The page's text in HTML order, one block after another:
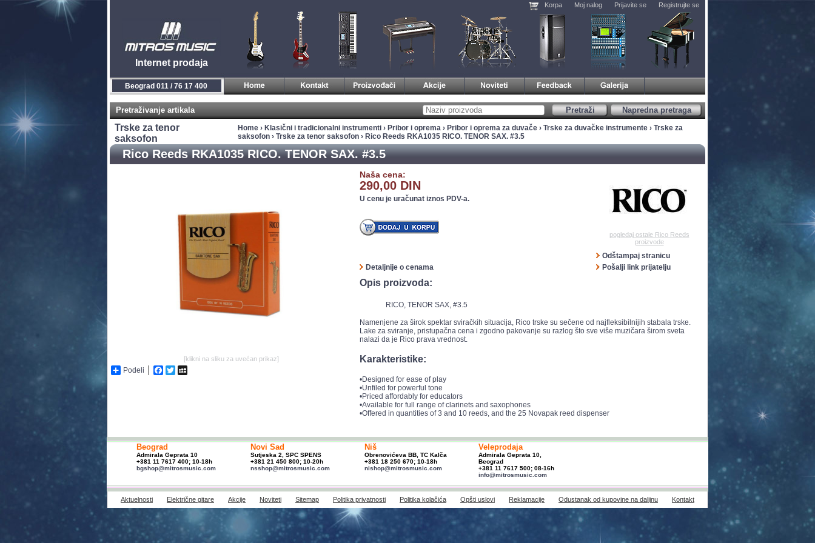
Internet prodaja
Korpa Moj nalog Prijavite se Registrujte se
Beograd 011 / 76 17 400
Pretraživanje artikala Napredna pretraga
Pretraži
Trske za tenor
saksofon
Home › Klasični i tradicionalni instrumenti › Pribor i oprema › Pribor i oprema za duvače › Trske za duvačke instrumente › Trske za
saksofon › Trske za tenor saksofon › Rico Reeds RKA1035 RICO. TENOR SAX. #3.5
Rico Reeds RKA1035 RICO. TENOR SAX. #3.5
[klikni na sliku za uvećan prikaz]
Podeli Facebook
Twitter
Naša cena:
290,00 DIN
U cenu je uračunat iznos PDV-a.
pogledaj ostale Rico Reeds
proizvode
Odštampaj stranicu
Detaljnije o cenama
Pošalji link prijatelju
Opis proizvoda:
RICO, TENOR SAX, #3.5
Namenjene za širok spektar sviračkih situacija, Rico trske su sečene od najfleksibilnijih stabala trske.
Lake za sviranje, pristupačna cena i zgodno pakovanje su razlog što sve više muzičara širom sveta
nalazi da je Rico prava vrednost.
Karakteristike:
•Designed for ease of play
•Unfiled for powerful tone
•Priced affordably for educators
•Available for full range of clarinets and saxophones
•Offered in quantities of 3 and 10 reeds, and the 25 Novapak reed dispenser
Beograd
Admirala Geprata 10
+381 11 7617 400; 10-18h
bgshop@mitrosmusic.com
Novi Sad
Sutjeska 2, SPC SPENS
+381 21 450 800; 10-20h
nsshop@mitrosmusic.com
Niš
Obrenovićeva BB, TC Kalča
+381 18 250 670; 10-18h
nishop@mitrosmusic.com
Veleprodaja
Admirala Geprata 10,
Beograd
+381 11 7617 500; 08-16h
info@mitrosmusic.com
Aktuelnosti Električne gitare Akcije Noviteti Sitemap Politika privatnosti Politika kolačića Opšti uslovi Reklamacije Odustanak od kupovine na daljinu Kontakt